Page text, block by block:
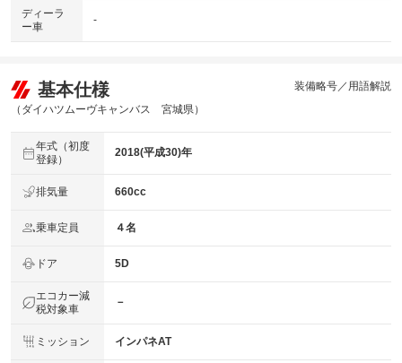
ディーラ
ー車
-
基本仕様
（ダイハツムーヴキャンバス 宮城県）
装備略号／用語解説
年式（初度
登録）
2018(平成30)年
排気量 660cc
乗車定員 ４名
ドア 5D
エコカー減
税対象車
－
ミッション インパネAT